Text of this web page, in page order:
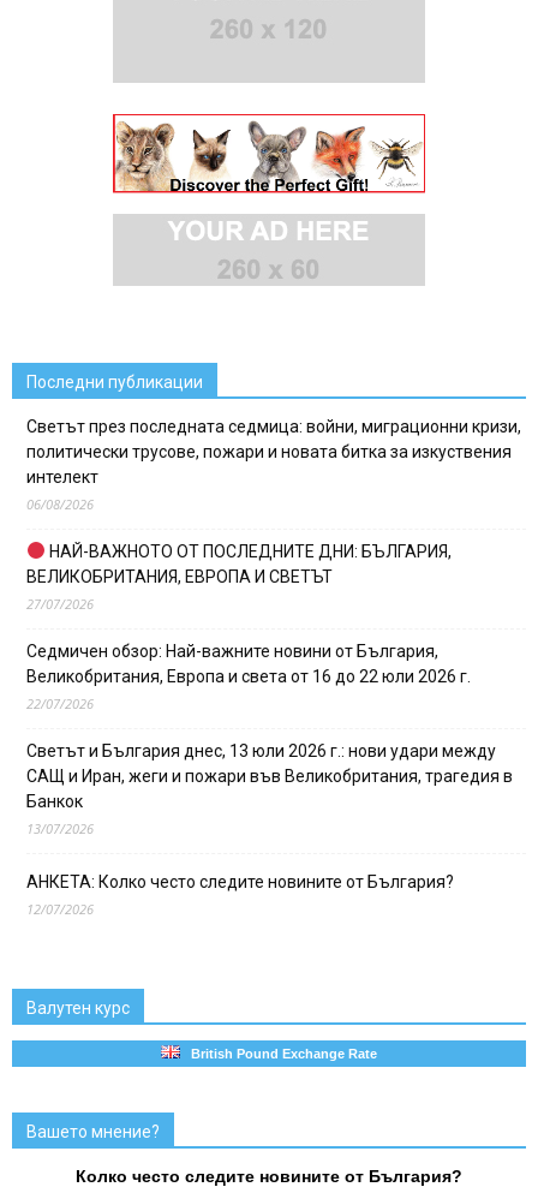
Последни публикации
Светът през последната седмица: войни, миграционни кризи,
политически трусове, пожари и новата битка за изкуствения
интелект
06/08/2026
НАЙ-ВАЖНОТО ОТ ПОСЛЕДНИТЕ ДНИ: БЪЛГАРИЯ,
ВЕЛИКОБРИТАНИЯ, ЕВРОПА И СВЕТЪТ
27/07/2026
Седмичен обзор: Най-важните новини от България,
Великобритания, Европа и света от 16 до 22 юли 2026 г.
22/07/2026
Светът и България днес, 13 юли 2026 г.: нови удари между
САЩ и Иран, жеги и пожари във Великобритания, трагедия в
Банкок
13/07/2026
АНКЕТА: Колко често следите новините от България?
12/07/2026
Валутен курс
British Pound Exchange Rate
Вашето мнение?
Колко често следите новините от България?